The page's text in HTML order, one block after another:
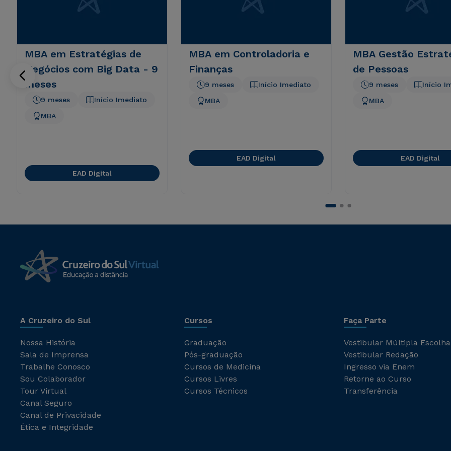
MBA em Estratégias de
Negócios com Big Data - 9
meses
Início Imediato
9 meses
MBA
EAD Digital
MBA em Controladoria e
Finanças
Início Imediato
9 meses
MBA
EAD Digital
MBA Gestão
de Pessoas
Início
9 meses
MBA
EAD Digital
A Cruzeiro do Sul
Nossa História
Sala de Imprensa
Trabalhe Conosco
Sou Colaborador
Tour Virtual
Canal Seguro
Canal de Privacidade
Ética e Integridade
Cursos
Graduação
Pós-graduação
Cursos de Medicina
Cursos Livres
Cursos Técnicos
Faça Parte
Vestibular Múltipla Escolha
Vestibular Redação
Ingresso via Enem
Retorne ao Curso
Transferência